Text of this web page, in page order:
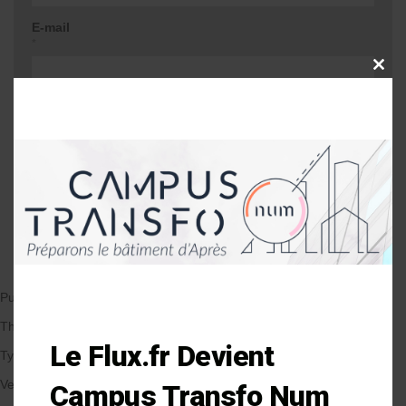
E-mail
Me prévenir lors d'une réponse à mon
commentaire
Publié le 29/06/2017
Thématique
Types de Bâtiment
Veille et solutions
CLOSE
Le Flux.fr Devient
Campus Transfo Num